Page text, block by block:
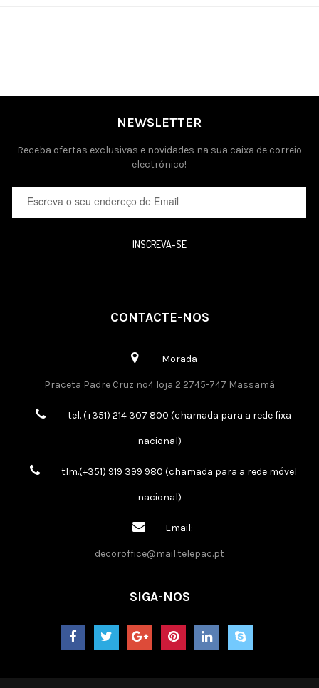
NEWSLETTER
Receba ofertas exclusivas e novidades na sua caixa de correio
electrónico!
INSCREVA-SE
CONTACTE-NOS
Morada
Praceta Padre Cruz nº4 loja 2 2745-747 Massamá
tel. (+351) 214 307 800 (chamada para a rede fixa
nacional)
tlm.(+351) 919 399 980 (chamada para a rede móvel
nacional)
Email:
decoroffice@mail.telepac.pt
SIGA-NOS